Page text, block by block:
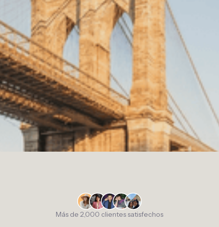
Más de 2,000 clientes satisfechos